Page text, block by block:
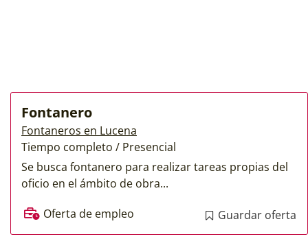
Fontanero
Fontaneros en Lucena
Tiempo completo / Presencial
Se busca fontanero para realizar tareas propias del
oficio en el ámbito de obra...
Oferta de empleo
Guardar oferta